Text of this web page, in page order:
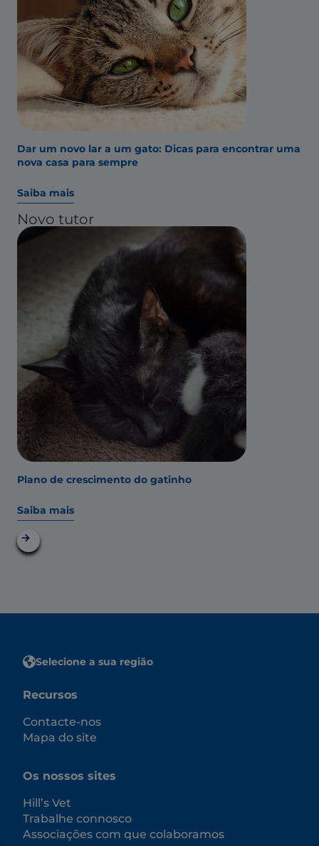
Dar um novo lar a um gato: Dicas para encontrar uma
nova casa para sempre
Saiba mais
Novo tutor
Plano de crescimento do gatinho
Saiba mais
Selecione a sua região
Recursos
Contacte-nos
Mapa do site
Os nossos sites
Hill’s Vet
Trabalhe connosco
Associações com que colaboramos